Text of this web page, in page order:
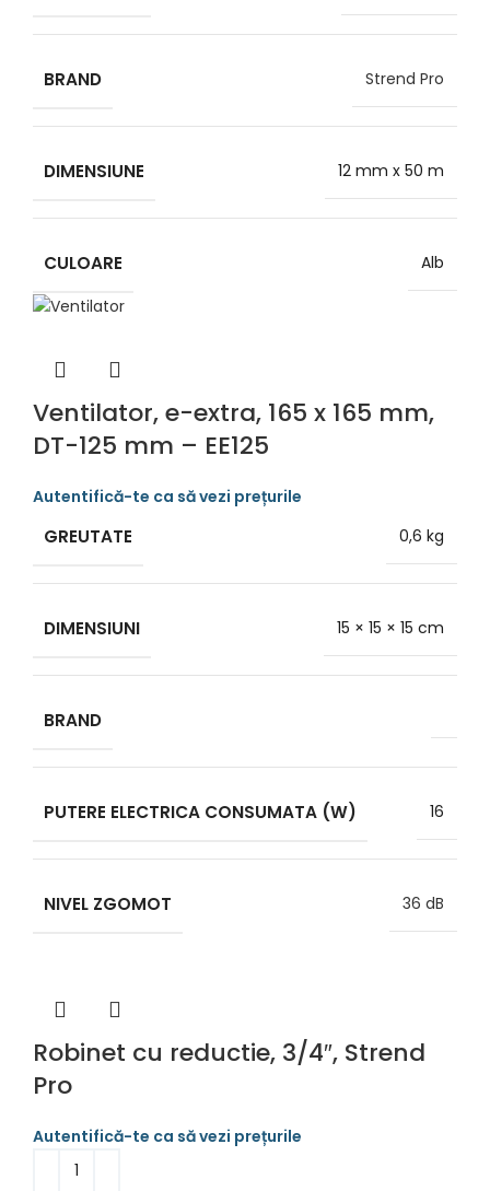
BRAND Strend Pro
DIMENSIUNE 12 mm x 50 m
CULOARE Alb
Ventilator, e-extra, 165 x 165 mm,
DT-125 mm – EE125
GREUTATE 0,6 kg
DIMENSIUNI 15 × 15 × 15 cm
BRAND
PUTERE ELECTRICA CONSUMATA (W) 16
NIVEL ZGOMOT 36 dB
Robinet cu reductie, 3/4″, Strend
Pro